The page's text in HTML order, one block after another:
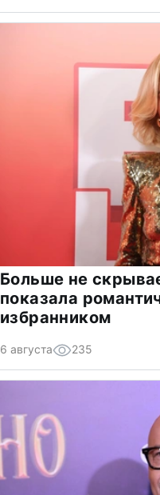
Больше не
показала
избранником
6 августа 235